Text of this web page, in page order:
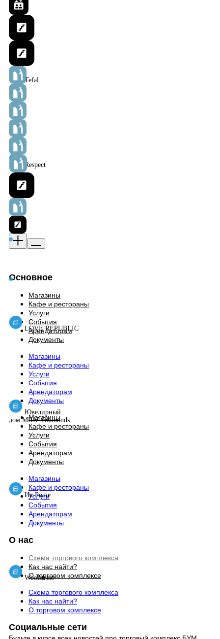
Tefal
Respect
LOVE REPUBLIC
Ювелирный
дом MIUZ Diamonds
Ив Роше
Woolstreet
Основное
Магазины
Кафе и рестораны
Услуги
События
Арендаторам
Документы
Магазины
Кафе и рестораны
Услуги
События
Арендаторам
Документы
Магазины
Кафе и рестораны
Услуги
События
Арендаторам
Документы
Магазины
Кафе и рестораны
Услуги
События
Арендаторам
Документы
О нас
Схема торгового комплекса
Как нас найти?
О торговом комплексе
Схема торгового комплекса
Как нас найти?
О торговом комплексе
Социальные сети